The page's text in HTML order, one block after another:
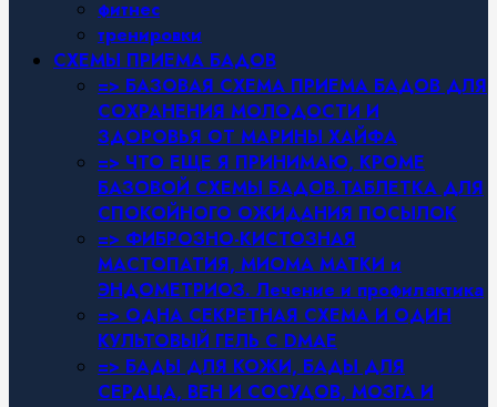
фитнес
тренировки
СХЕМЫ ПРИЕМА БАДОВ
=> БАЗОВАЯ СХЕМА ПРИЕМА БАДОВ ДЛЯ
СОХРАНЕНИЯ МОЛОДОСТИ И
ЗДОРОВЬЯ ОТ МАРИНЫ ХАЙФА
=> ЧТО ЕЩЕ Я ПРИНИМАЮ, КРОМЕ
БАЗОВОЙ СХЕМЫ БАДОВ.ТАБЛЕТКА ДЛЯ
СПОКОЙНОГО ОЖИДАНИЯ ПОСЫЛОК
=> ФИБРОЗНО-КИСТОЗНАЯ
МАСТОПАТИЯ, МИОМА МАТКИ и
ЭНДОМЕТРИОЗ. Лечение и профилактика
=> ОДНА СЕКРЕТНАЯ СХЕМА И ОДИН
КУЛЬТОВЫЙ ГЕЛЬ С DMAE
=> БАДЫ ДЛЯ КОЖИ, БАДЫ ДЛЯ
СЕРДЦА, ВЕН И СОСУДОВ, МОЗГА И